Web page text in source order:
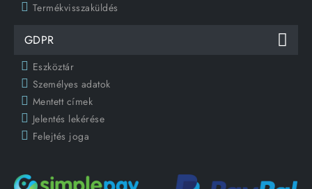
Termékvisszaküldés
GDPR
Eszköztár
Személyes adatok
Mentett címek
Jelentés lekérése
Felejtés joga